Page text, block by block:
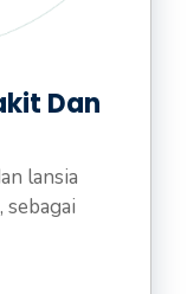
Dan
lansia
sebagai